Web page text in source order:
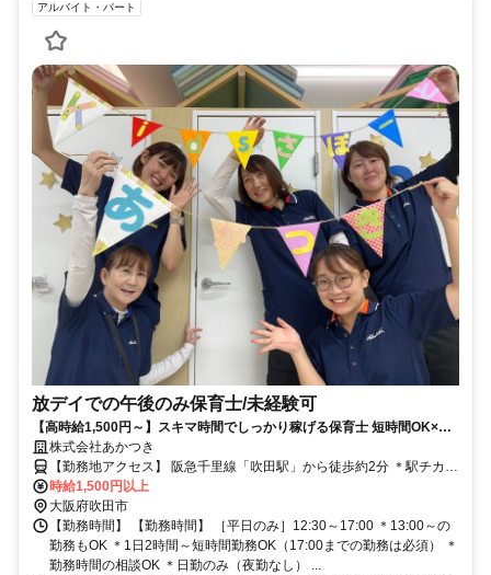
アルバイト・パート
放デイでの午後のみ保育士/未経験可
【高時給1,500円～】スキマ時間でしっかり稼げる保育士 短時間OK×週1
日～で無理なく勤務◎
株式会社あかつき
【勤務地アクセス】 阪急千里線「吹田駅」から徒歩約2分 ＊駅チカ好
立地 〇バイク・自転車通勤可（事業所駐輪場を使えます）
時給1,500円以上
大阪府吹田市
【勤務時間】 【勤務時間】 ［平日のみ］12:30～17:00 ＊13:00～の
勤務もOK ＊1日2時間～短時間勤務OK（17:00までの勤務は必須） ＊
勤務時間の相談OK ＊日勤のみ（夜勤なし） ...